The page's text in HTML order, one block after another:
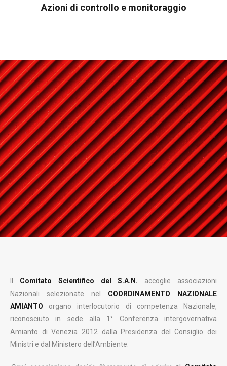
Azioni di controllo e monitoraggio
Comitato Scientifico del S.A.N. accoglie associazioni
Nazionali selezionate nel COORDINAMENTO NAZIONALE
AMIANTO organo interlocutorio di competenza Nazionale,
riconosciuto in sede alla 1° Conferenza intergovernativa
Amianto di Venezia 2012 dalla Presidenza del Consiglio dei
Ministri e dal Ministero dell’Ambiente.